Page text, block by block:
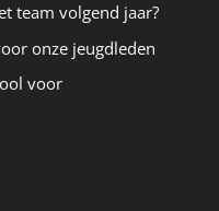
team volgend jaar?
onze jeugdleden
voor